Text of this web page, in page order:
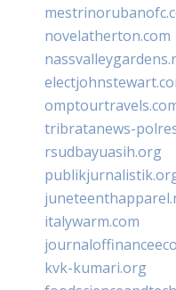
novelatherton.com
tribratanews-
rsudbayuasih.org
italywarm.com
kvk-kumari.org